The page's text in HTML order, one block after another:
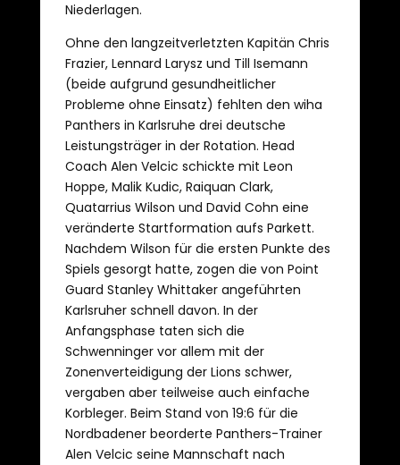
Niederlagen.
Ohne den langzeitverletzten Kapitän Chris
Frazier, Lennard Larysz und Till Isemann
(beide aufgrund gesundheitlicher
Probleme ohne Einsatz) fehlten den wiha
Panthers in Karlsruhe drei deutsche
Leistungsträger in der Rotation. Head
Coach Alen Velcic schickte mit Leon
Hoppe, Malik Kudic, Raiquan Clark,
Quatarrius Wilson und David Cohn eine
veränderte Startformation aufs Parkett.
Nachdem Wilson für die ersten Punkte des
Spiels gesorgt hatte, zogen die von Point
Guard Stanley Whittaker angeführten
Karlsruher schnell davon. In der
Anfangsphase taten sich die
Schwenninger vor allem mit der
Zonenverteidigung der Lions schwer,
vergaben aber teilweise auch einfache
Korbleger. Beim Stand von 19:6 für die
Nordbadener beorderte Panthers-Trainer
Alen Velcic seine Mannschaft nach